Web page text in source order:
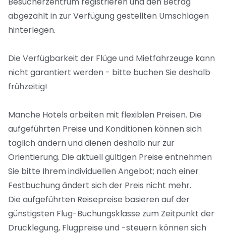
abgezählt in zur Verfügung gestellten Umschlägen
hinterlegen.
Die Verfügbarkeit der Flüge und Mietfahrzeuge kann
nicht garantiert werden - bitte buchen Sie deshalb
frühzeitig!
Manche Hotels arbeiten mit flexiblen Preisen. Die
aufgeführten Preise und Konditionen können sich
täglich ändern und dienen deshalb nur zur
Orientierung. Die aktuell gültigen Preise entnehmen
Sie bitte Ihrem individuellen Angebot; nach einer
Festbuchung ändert sich der Preis nicht mehr.
Die aufgeführten Reisepreise basieren auf der
günstigsten Flug-Buchungsklasse zum Zeitpunkt der
Drucklegung, Flugpreise und -steuern können sich